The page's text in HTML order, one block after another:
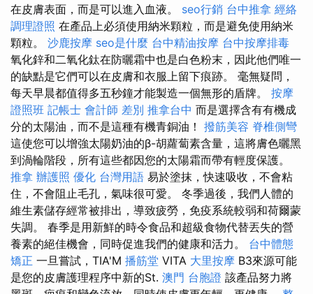
在皮膚表面，而是可以進入血液。 seo行銷 台中推拿 經絡
調理證照 在產品上必須使用納米顆粒，而是避免使用納米
顆粒。 沙鹿按摩 seo是什麼 台中精油按摩 台中按摩排毒
氧化鋅和二氧化鈦在防曬霜中也是白色粉末，因此他們唯一
的缺點是它們可以在皮膚和衣服上留下痕跡。 毫無疑問，
每天早晨都值得多五秒鐘才能製造一個無形的盾牌。 按摩
證照班 記帳士 會計師 差別 推拿台中 而是選擇含有有機成
分的太陽油，而不是這種有機青銅油！ 撥筋美容 脊椎側彎
這使您可以增強太陽奶油的β-胡蘿蔔素含量，這將膚色曬黑
到渦輪階段，所有這些都因您的太陽霜而帶有輕度保護。
推拿 辦護照 優化 台灣用語 易於塗抹，快速吸收，不會粘
住，不會阻止毛孔，氣味很可愛。 冬季過後，我們人體的
維生素儲存經常被排出，導致疲勞，免疫系統較弱和荷爾蒙
失調。 春季是用新鮮的時令食品和超級食物代替丟​​失的營
養素的絕佳機會，同時促進我們的健康和活力。 台中體態
矯正 一旦嘗試，TIA'M 播筋堂 VITA 大里按摩 B3來源可能
是您的皮膚護理程序中新的St. 澳門 台胞證 該產品努力將